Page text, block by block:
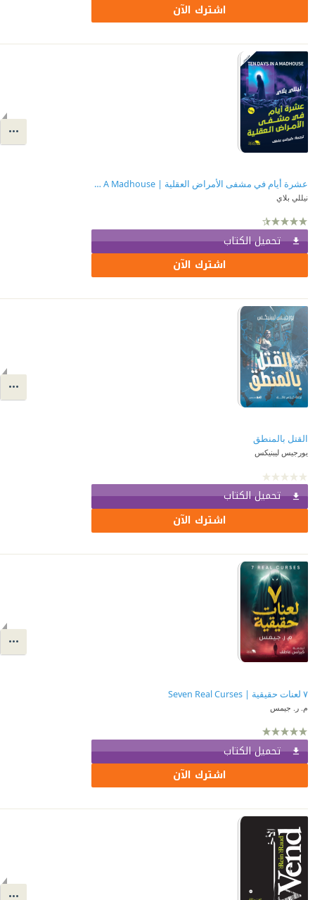
اشترك الآن
عشرة أيام في مشفى الأمراض العقلية | Ten Days In A Madhouse
نيللي بلاي
تحميل الكتاب
اشترك الآن
يورجيس ليبنيكس
تحميل الكتاب
اشترك الآن
٧ لعنات حقيقية | Seven Real Curses
م. ر. جيمس
تحميل الكتاب
اشترك الآن